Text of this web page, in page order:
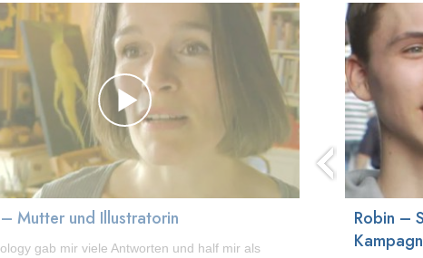
Mutter und Illustratorin
gab mir viele Antworten und half mir als
Robin –
prev